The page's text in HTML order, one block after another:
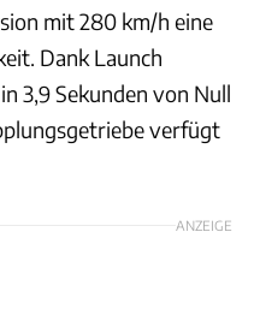
mit 280 km/h eine
Dank Launch
3,9 Sekunden von Null
verfügt
ANZEIGE